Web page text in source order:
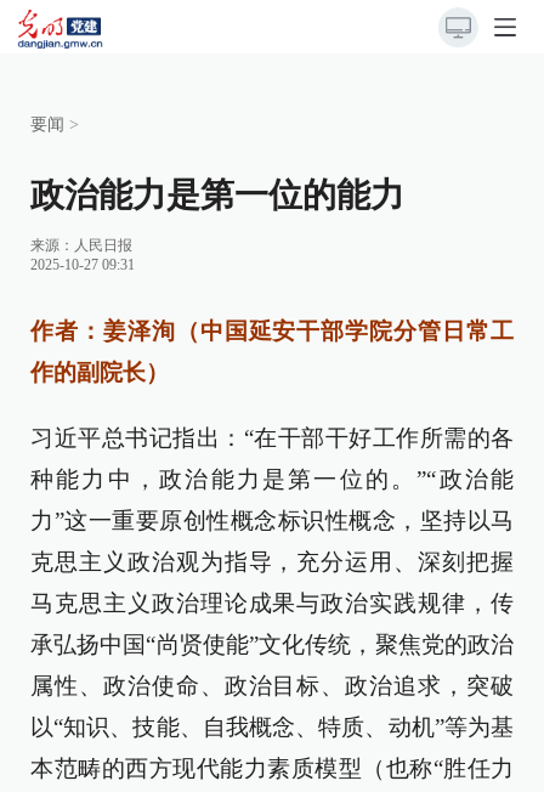
要闻 >
政治能力是第一位的能力
来源： 人民日报
2025-10-27 09:31
作者：姜泽洵（中国延安干部学院分管日常工
作的副院长）
习近平总书记指出：“在干部干好工作所需的各
种能力中，政治能力是第一位的。”“政治能
力”这一重要原创性概念标识性概念，坚持以马
克思主义政治观为指导，充分运用、深刻把握
马克思主义政治理论成果与政治实践规律，传
承弘扬中国“尚贤使能”文化传统，聚焦党的政治
属性、政治使命、政治目标、政治追求，突破
以“知识、技能、自我概念、特质、动机”等为基
本范畴的西方现代能力素质模型（也称“胜任力